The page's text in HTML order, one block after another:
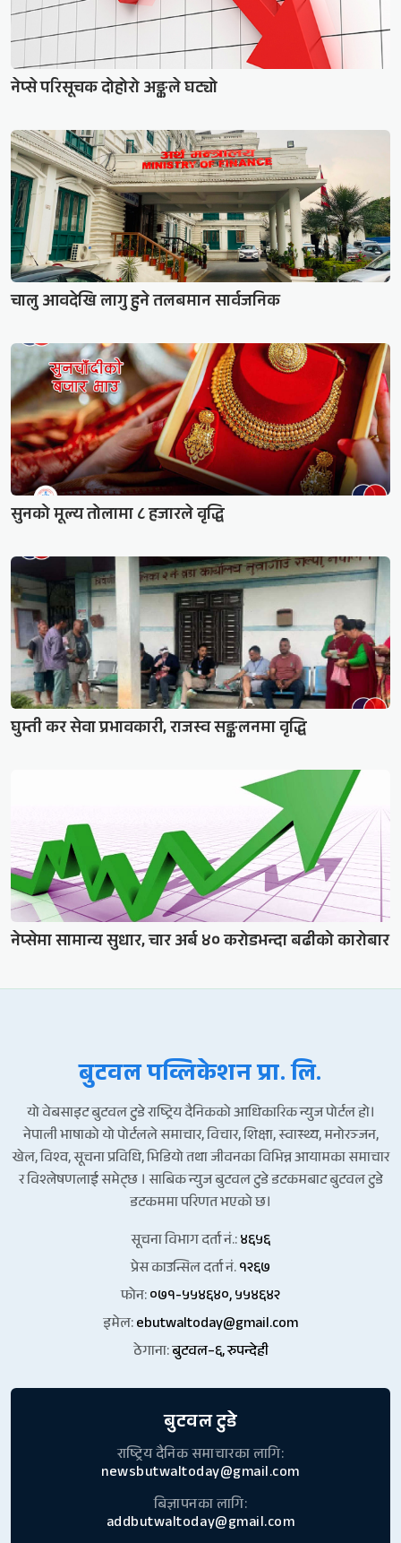
नेप्से परिसूचक दोहोरो अङ्कले घट्यो
चालु आवदेखि लागु हुने तलबमान सार्वजनिक
सुनको मूल्य तोलामा ८ हजारले वृद्धि
घुम्ती कर सेवा प्रभावकारी, राजस्व सङ्कलनमा वृद्धि
नेप्सेमा सामान्य सुधार, चार अर्ब ४० करोडभन्दा बढीको कारोबार
बुटवल पव्लिकेशन प्रा. लि.
यो वेबसाइट बुटवल टुडे राष्ट्रिय दैनिकको आधिकारिक न्युज पोर्टल हो।
नेपाली भाषाको यो पोर्टलले समाचार, विचार, शिक्षा, स्वास्थ्य, मनोरञ्जन,
खेल, विश्व, सूचना प्रविधि, भिडियो तथा जीवनका विभिन्न आयामका समाचार
र विश्लेषणलाई समेट्छ । साबिक न्युज बुटवल टुडे डटकमबाट बुटवल टुडे
डटकममा परिणत भएको छ।
सूचना विभाग दर्ता नं.:४६५६
प्रेस काउन्सिल दर्ता नं.१२६७
फोन:०७१-५५४६४०, ५५४६४२
इमेल:ebutwaltoday@gmail.com
ठेगाना:बुटवल–६, रुपन्देही
बुटवल टुडे
राष्ट्रिय दैनिक समाचारका लागि:
newsbutwaltoday@gmail.com
बिज्ञापनका लागि:
addbutwaltoday@gmail.com